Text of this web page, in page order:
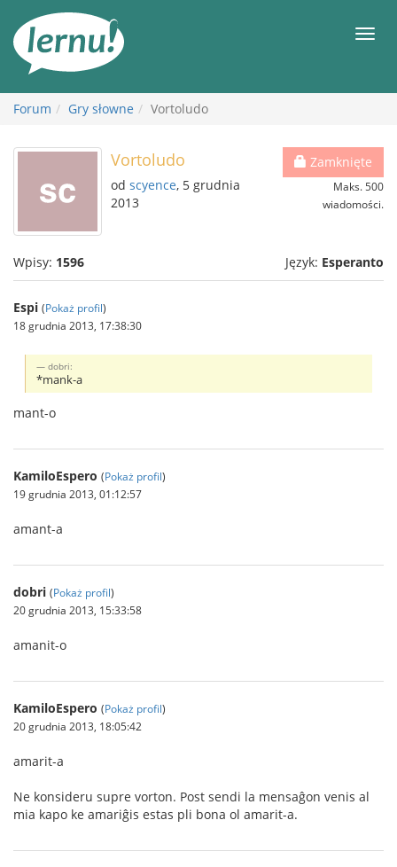
Forum Gry słowne Vortoludo
Zamknięte
Maks. 500
wiadomości.
Vortoludo
od scyence, 5 grudnia
2013
Wpisy: 1596 Język: Esperanto
Espi (Pokaż profil)
18 grudnia 2013, 17:38:30
dobri:
*mank-a
mant-o
KamiloEspero (Pokaż profil)
19 grudnia 2013, 01:12:57
amant-a
dobri (Pokaż profil)
20 grudnia 2013, 15:33:58
amanit-o
KamiloEspero (Pokaż profil)
20 grudnia 2013, 18:05:42
amarit-a
Ne konsideru supre vorton. Post sendi la mensaĝon venis al
mia kapo ke amariĝis estas pli bona ol amarit-a.